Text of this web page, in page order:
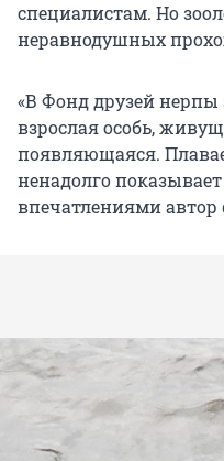
специалистам. Но
неравнодушных
«В Фонд друзей нерпы
взрослая особь,
появляющаяся.
ненадолго
впечатлениями автор